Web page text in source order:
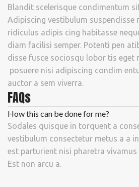
Blandit scelerisque condimentum
Adipiscing vestibulum suspendisse
ridiculus adipis cing habitasse
diam facilisi semper. Potenti pen
disse fusce sociosqu lobor tis eget
posuere nisi adipiscing condim
auctor a sem viverra.
FAQs
How this can be done for me?
Sodales quisque in torquent a
vestibulum consectetur metus a a
est parturient nisi pharetra
Est non arcu a.